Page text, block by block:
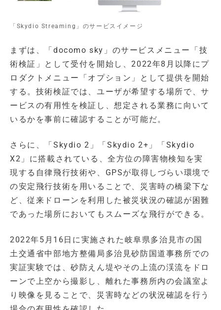
「Skydio Streaming」のサービスイメージ
まずは、「docomo sky」のサービスメニュー「技
術検証」として受付を開始し、2022年8月以降にプ
ロダクトメニュー「オプション」として提供を開始
する。技術検証では、ユーザが希望する場所で、サ
ービスの有用性を検証し、想定される業務に向いて
いるかを事前に確認することが可能だ。
さらに、「Skydio 2」「Skydio 2+」「Skydio
X2」に搭載されている、全方位の障害物検知を実
現する自律飛行技術や、GPSが取得しづらい環境で
の安定飛行技術を用いることで、災害時の橋梁下な
ど、従来ドローンを利用した被災状況の確認が困難
であった場所においてもスムーズな飛行ができる。
2022年5月16日に実施された岐阜県多治見市の国
土交通省中部地方整備局多治見砂防国道事務所での
実証実験では、砂防えん堤やその上流の渓流をドロ
ーンで上空から撮影し、離れた事務所内の会議室よ
り映像を見ることで、災害時などの状況確認を行う